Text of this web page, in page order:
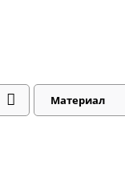
Материал